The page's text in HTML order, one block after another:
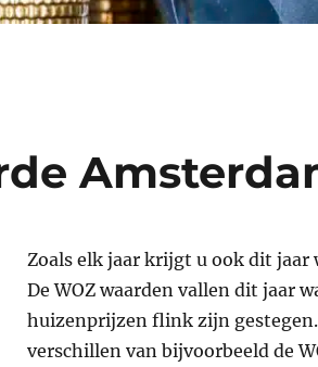
Zoals elk jaar krijgt u ook dit jaar
De WOZ waarden vallen dit jaar
huizenprijzen flink zijn
verschillen van bijvoorbeeld de